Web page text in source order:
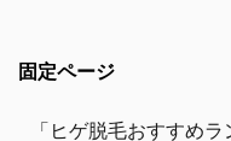
固定ページ
「ヒゲ脱毛おすすめ